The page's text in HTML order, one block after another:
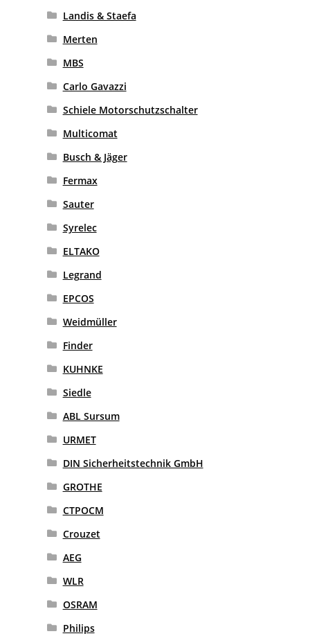
Landis & Staefa
Merten
MBS
Carlo Gavazzi
Schiele Motorschutzschalter
Multicomat
Busch & Jäger
Fermax
Sauter
Syrelec
ELTAKO
Legrand
EPCOS
Weidmüller
Finder
KUHNKE
Siedle
ABL Sursum
URMET
DIN Sicherheitstechnik GmbH
GROTHE
CTPOCM
Crouzet
AEG
WLR
OSRAM
Philips